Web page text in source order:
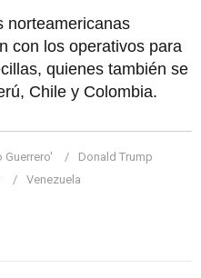
norteamericanas
con los operativos para
quienes también se
Chile y Colombia.
Guerrero'
Donald Trump
Venezuela